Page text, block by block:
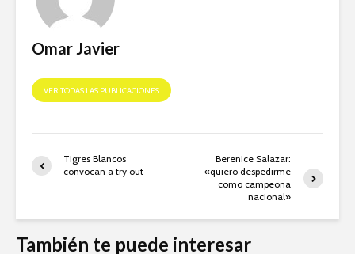
Omar Javier
VER TODAS LAS PUBLICACIONES
Tigres Blancos
convocan a try out
Berenice Salazar:
«quiero despedirme
como campeona
nacional»
También te puede interesar